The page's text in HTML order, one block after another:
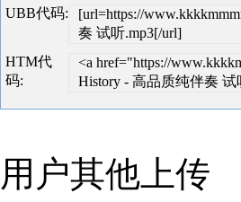
UBB代码:
[url=https://
奏 试听.mp3[/url]
HTM代
码:
<a href="https://
History - 高品质纯伴奏 试
用户其他上传